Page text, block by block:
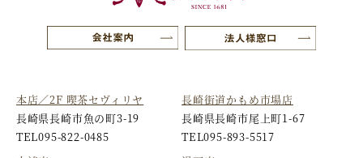
本店／2F 喫茶セヴィリヤ
長崎県長崎市魚の町3-19
TEL095-822-0485
長崎街道かもめ市場店
長崎県長崎市尾上町1-67
TEL095-893-5517